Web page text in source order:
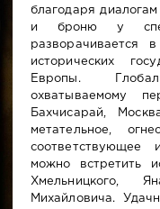
благодаря
и броню у
разворачивается
исторических
Европы.
охватываемому
Бахчисарай,
метательное,
соответствующее
можно встретить
Хмельницкого,
Михайловича.